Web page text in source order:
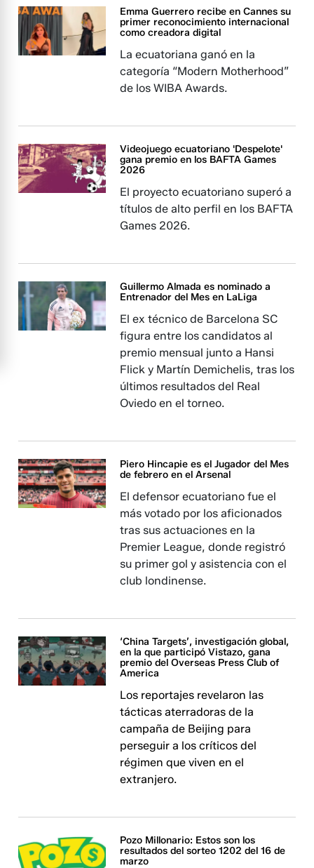
Emma Guerrero recibe en Cannes su
primer reconocimiento internacional
como creadora digital
La ecuatoriana ganó en la
categoría “Modern Motherhood”
de los WIBA Awards.
Videojuego ecuatoriano 'Despelote'
gana premio en los BAFTA Games
2026
El proyecto ecuatoriano superó a
títulos de alto perfil en los BAFTA
Games 2026.
Guillermo Almada es nominado a
Entrenador del Mes en LaLiga
El ex técnico de Barcelona SC
figura entre los candidatos al
premio mensual junto a Hansi
Flick y Martín Demichelis, tras los
últimos resultados del Real
Oviedo en el torneo.
Piero Hincapie es el Jugador del Mes
de febrero en el Arsenal
El defensor ecuatoriano fue el
más votado por los aficionados
tras sus actuaciones en la
Premier League, donde registró
su primer gol y asistencia con el
club londinense.
‘China Targets’, investigación global,
en la que participó Vistazo, gana
premio del Overseas Press Club of
America
Los reportajes revelaron las
tácticas aterradoras de la
campaña de Beijing para
perseguir a los críticos del
régimen que viven en el
extranjero.
Pozo Millonario: Estos son los
resultados del sorteo 1202 del 16 de
marzo